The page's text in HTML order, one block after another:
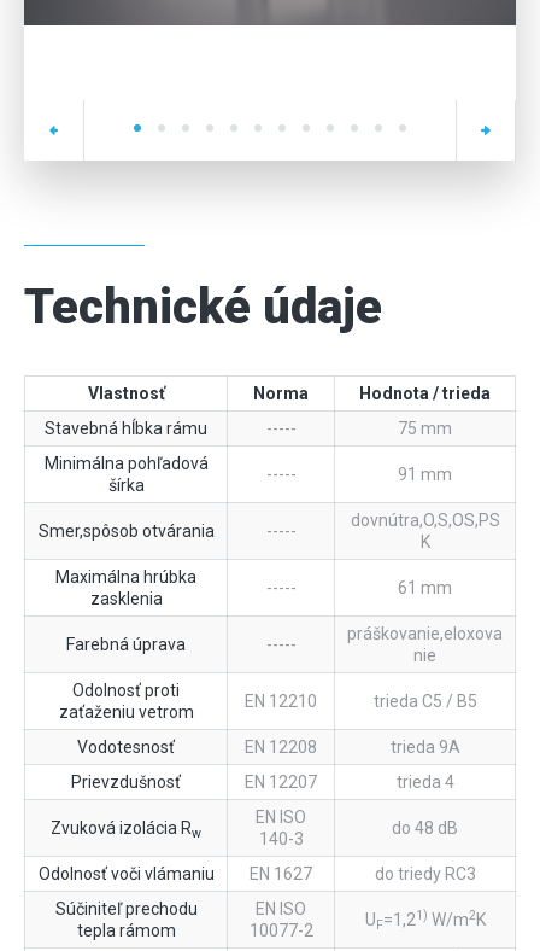
Technické údaje
Vlastnosť Norma
Hodnota / trieda
Stavebná hĺbka rámu
-----
75 mm
Minimálna pohľadová
šírka
----- 91 mm
Smer,spôsob otvárania -----
dovnútra,O,S,OS,PS
K
Maximálna hrúbka
zasklenia
----- 61 mm
Farebná úprava -----
práškovanie,eloxova
nie
Odolnosť proti
zaťaženiu vetrom
EN 12210 trieda C5 / B5
Vodotesnosť EN 12208
trieda 9A
Prievzdušnosť
EN 12207 trieda 4
Zvuková izolácia Rw
EN ISO
140-3
do 48 dB
Odolnosť voči vlámaniu EN 1627
do triedy RC3
Súčiniteľ prechodu
tepla rámom
EN ISO
10077-2
UF=1,21) W/m2K